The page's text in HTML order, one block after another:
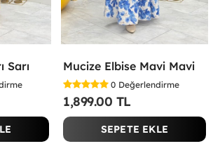
Sarı Mucize Elbise Mavi Mavi
0 Değerlendirme
1,899.00 TL
SEPETE EKLE